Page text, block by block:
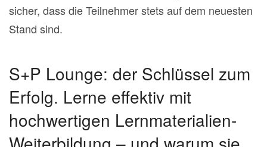
sicher, dass die Teilnehmer stets auf dem neuesten
Stand sind.
S+P Lounge: der Schlüssel zum
Erfolg. Lerne effektiv mit
hochwertigen Lernmaterialien-